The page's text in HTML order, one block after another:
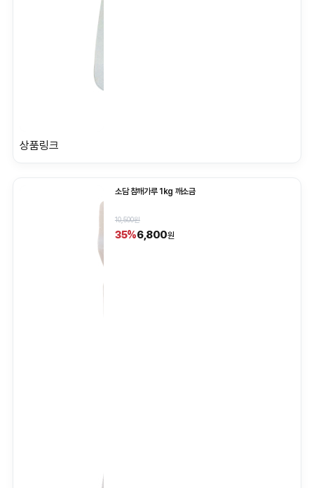
상품링크
소담 참깨가루 1kg 깨소금
10,500원
35%6,800원